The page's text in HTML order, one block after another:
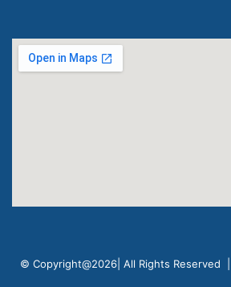
© Copyright@2026| All Rights Reserved |